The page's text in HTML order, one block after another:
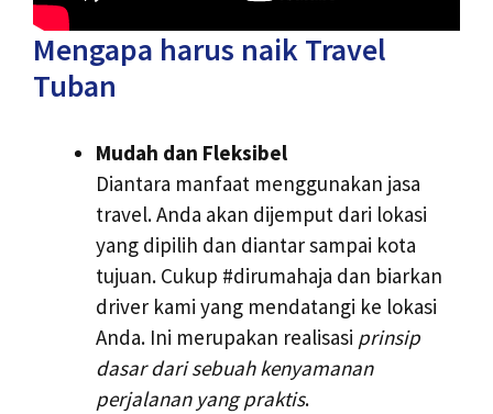
Mengapa harus naik Travel
Tuban
Mudah dan Fleksibel
Diantara manfaat menggunakan jasa
travel. Anda akan dijemput dari lokasi
yang dipilih dan diantar sampai kota
tujuan. Cukup #dirumahaja dan biarkan
driver kami yang mendatangi ke lokasi
Anda. Ini merupakan realisasi prinsip
dasar dari sebuah kenyamanan
perjalanan yang praktis.